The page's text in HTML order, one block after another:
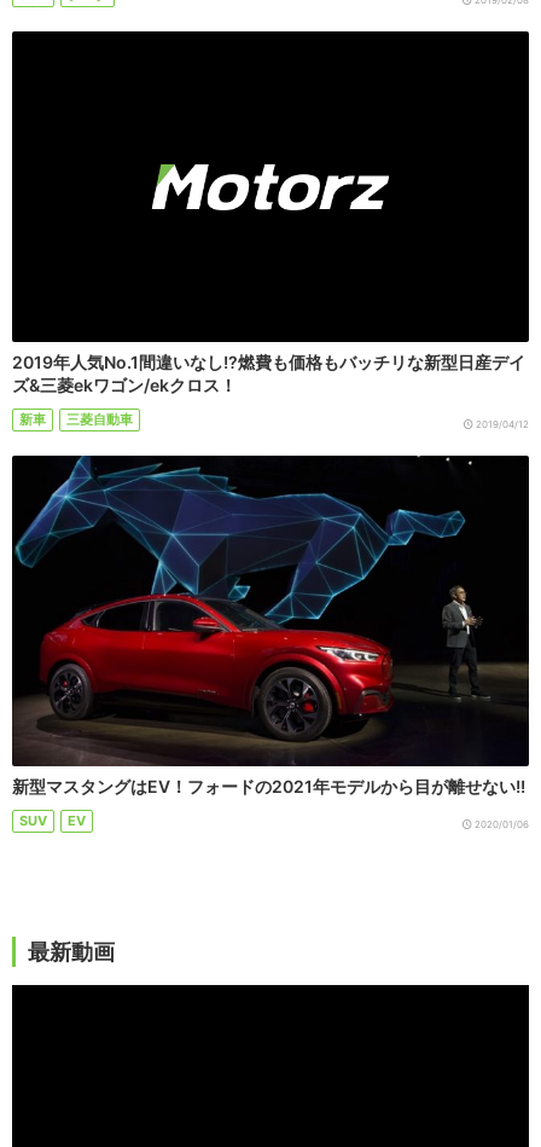
2019年人気No.1間違いなし!?燃費も価格もバッチリな新型日産デイ
ズ&三菱ekワゴン/ekクロス！
新車 三菱自動車 2019/04/12
新型マスタングはEV！フォードの2021年モデルから目が離せない!!
SUV EV 2020/01/06
最新動画